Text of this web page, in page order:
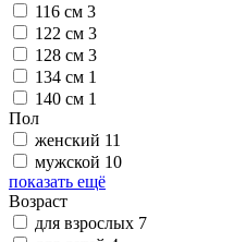
116 см 3
122 см 3
128 см 3
134 см 1
140 см 1
Пол
женский 11
мужской 10
показать ещё
Возраст
для взрослых 7